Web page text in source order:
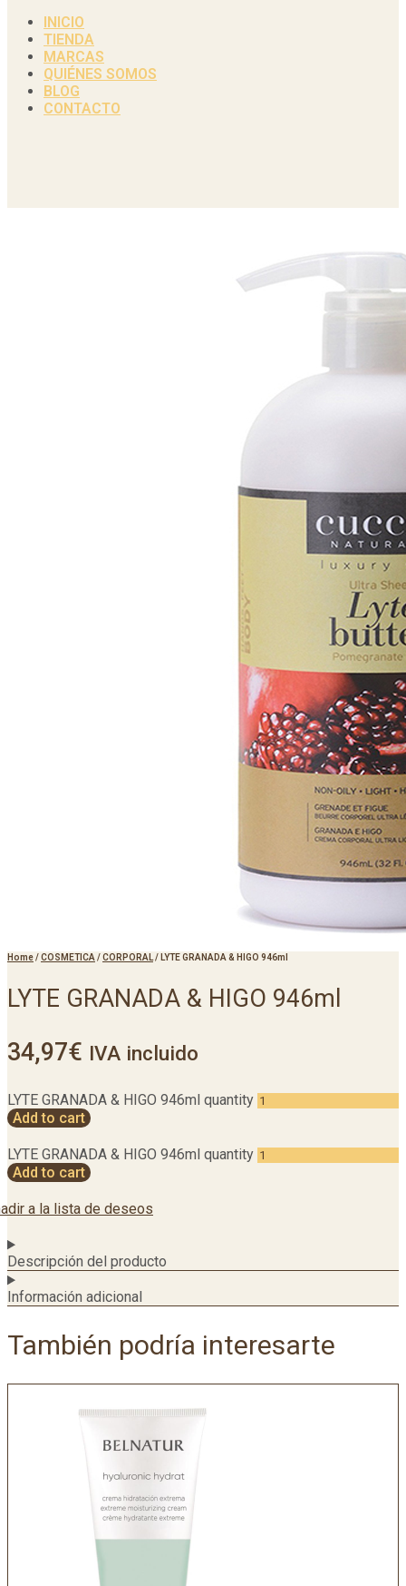
INICIO
TIENDA
MARCAS
QUIÉNES SOMOS
BLOG
CONTACTO
Home/COSMETICA /CORPORAL/ LYTE GRANADA & HIGO 946ml
LYTE GRANADA & HIGO 946ml
34,97€ IVA incluido
LYTE GRANADA & HIGO 946ml quantity
Add to cart
LYTE GRANADA & HIGO 946ml quantity
Add to cart
a la lista de deseos
Descripción del producto
Información adicional
También podría interesarte